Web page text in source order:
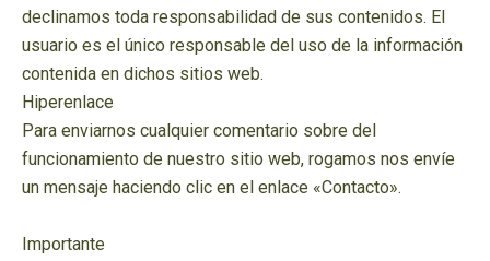
declinamos toda responsabilidad de sus contenidos. El
usuario es el único responsable del uso de la información
contenida en dichos sitios web.
Hiperenlace
Para enviarnos cualquier comentario sobre del
funcionamiento de nuestro sitio web, rogamos nos envíe
un mensaje haciendo clic en el enlace «Contacto».
Importante